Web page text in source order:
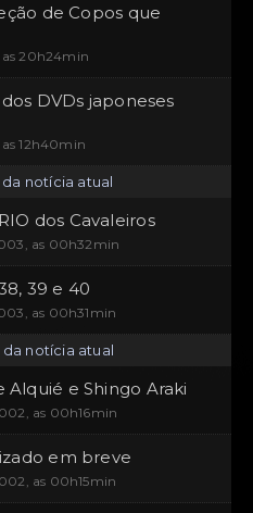
de Copos que
as 20h24min
DVDs japoneses
as 12h40min
da notícia atual
dos Cavaleiros
as 00h32min
39 e 40
as 00h31min
da notícia atual
e Shingo Araki
as 00h16min
em breve
as 00h15min